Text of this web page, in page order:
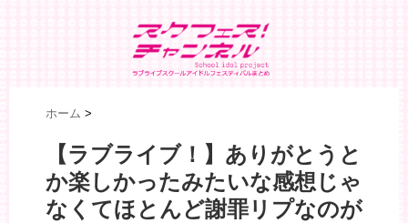
ホーム >
【ラブライブ！】ありがとうと
か楽しかったみたいな感想じゃ
なくてほとんど謝罪リプなのが